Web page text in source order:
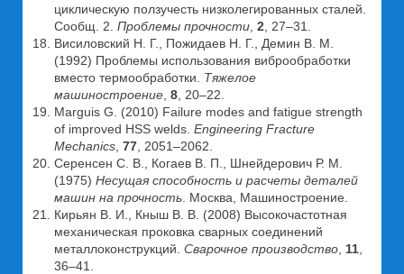
циклическую ползучесть низколегированных сталей.
Сообщ. 2. Проблемы прочности 2 , 27–31.
Висиловский Н. Г., Пожидаев Н. Г., Демин В. М.
(1992) Проблемы использования виброобработки
вместо термообработки. Тяжелое
машиностроение 8 , 20–22.
Marguis G. (2010) Failure modes and fatigue strength
of improved HSS welds. Engineering Fracture
Mechanics 77 , 2051–2062.
Серенсен С. В., Когаев В. П., Шнейдерович Р. М.
(1975) Несущая способность и расчеты деталей
машин на прочность . Москва, Машиностроение.
Кирьян В. И., Кныш В. В. (2008) Высокочастотная
механическая проковка сварных соединений
металлоконструкций. Сварочное производство 11
36–41.